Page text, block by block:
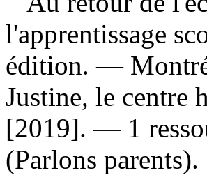
l'apprentissage
édition. —
Justine, le centre
[2019]. — 1
(Parlons parents).